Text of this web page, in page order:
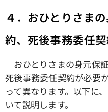
４．おひとりさま
約、死後事務委任
おひとりさまの身元保
死後事務委任契約が必要
って異なります。以下に
いて説明します。